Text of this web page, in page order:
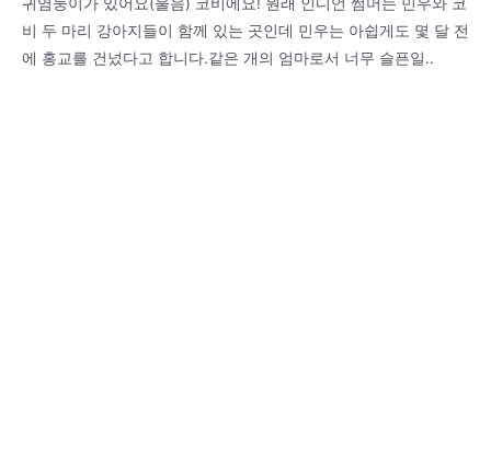
비 두 마리 강아지들이 함께 있는 곳인데 민우는 아쉽게도 몇 달 전
에 홍교를 건넜다고 합니다.같은 개의 엄마로서 너무 슬픈일..